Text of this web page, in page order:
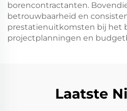
borencontractanten.
betrouwbaarheid en
prestatienuitkomsten bij het
projectplanningen en
Laatste